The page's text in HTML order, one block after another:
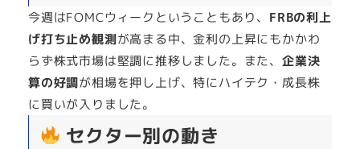
今週はFOMCウィークということもあり、 FRBの利上
げ打ち止め観測が高まる中、金利の上昇にもかかわ
らず株式市場は堅調に推移しました。また、企業決
算の好調が相場を押し上げ、特にハイテク・成長株
に買いが入りました。
セクター別の動き